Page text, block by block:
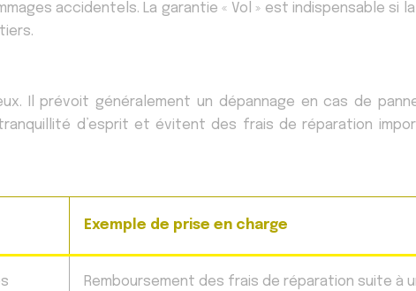
accidentels. La garantie « Vol » est indispensable si
Il prévoit généralement un dépannage en cas de
d’esprit et évitent des frais de réparation
Exemple de prise en charge
Remboursement des frais de réparation suite à